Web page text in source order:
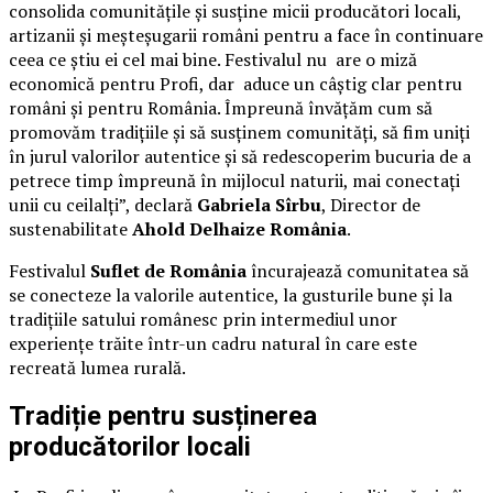
consolida comunitățile și susține micii producători locali,
artizanii și meșteșugarii români pentru a face în continuare
ceea ce știu ei cel mai bine. Festivalul nu are o miză
economică pentru Profi, dar aduce un câștig clar pentru
români și pentru România. Împreună învățăm cum să
promovăm tradițiile și să susținem comunități, să fim uniți
în jurul valorilor autentice și să redescoperim bucuria de a
petrece timp împreună în mijlocul naturii, mai conectați
unii cu ceilalți”, declară Gabriela Sîrbu, Director de
sustenabilitateAhold Delhaize România.
Festivalul Suflet de Româniaîncurajează comunitatea să
se conecteze la valorile autentice, la gusturile bune și la
tradițiile satului românesc prin intermediul unor
experiențe trăite într-un cadru natural în care este
recreată lumea rurală.
Tradiție pentru susținerea
producătorilor locali